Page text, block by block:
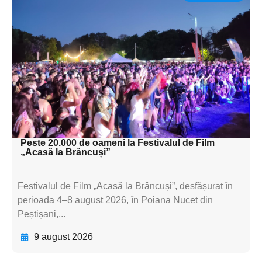
Adaugă aici textul pentru
subtitluAdaugă aici
textul pentru
subtitluAdaugă aici
textul pentru
subtitluAdaugă aici
textul pentru subti
Peste 20.000 de oameni la Festivalul de Film
„Acasă la Brâncuși”
Festivalul de Film „Acasă la Brâncuși”, desfășurat în
perioada 4–8 august 2026, în Poiana Nucet din
Peștișani,...
9 august 2026